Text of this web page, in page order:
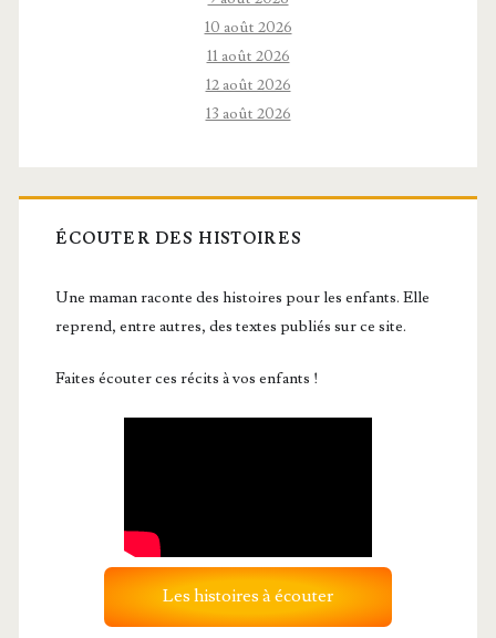
10 août 2026
11 août 2026
12 août 2026
13 août 2026
ÉCOUTER DES HISTOIRES
Une maman raconte des histoires pour les enfants. Elle
reprend, entre autres, des textes publiés sur ce site.
Faites écouter ces récits à vos enfants !
Les histoires à écouter